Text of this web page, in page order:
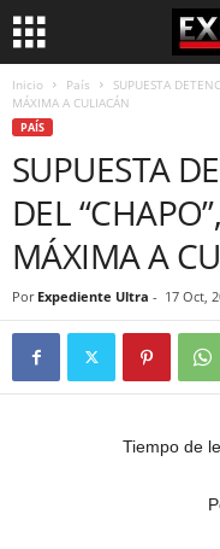
Inicio País
SUPUESTA
MÁXIMA A CULIACÁN
PAÍS
SUPUESTA
DEL
MÁXIMA A
Por Expediente Ultra - 17 Oct,
Tiempo de